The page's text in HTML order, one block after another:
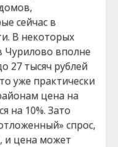
сейчас в
В некоторых
Чурилово вполне
27 тысяч рублей
уже практически
цена на
на 10%. Зато
спрос,
и цена может